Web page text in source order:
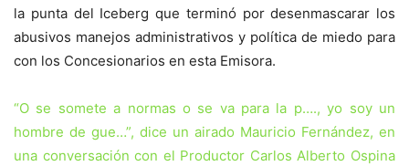
la punta del Iceberg que terminó por desenmascarar los
abusivos manejos administrativos y política de miedo para
con los Concesionarios en esta Emisora.
“O se somete a normas o se va para la p…., yo soy un
hombre de gue…”, dice un airado Mauricio Fernández, en
una conversación con el Productor Carlos Alberto Ospina